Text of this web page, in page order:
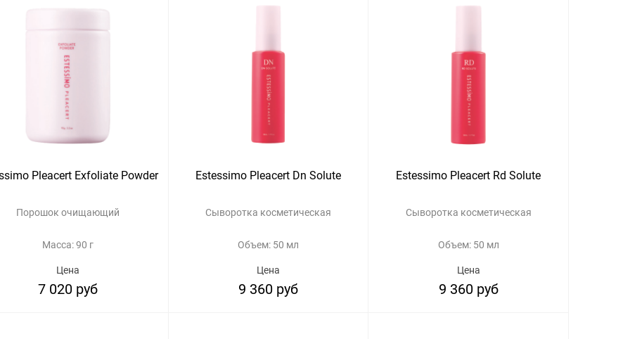
Pleacert Exfoliate Powder
Порошок очищающий
Масса: 90 г
Цена
7 020 руб
Estessimo Pleacert Dn Solute
Сыворотка косметическая
Объем: 50 мл
Цена
9 360 руб
Estessimo Pleacert Rd Solute
Сыворотка косметическая
Объем: 50 мл
Цена
9 360 руб